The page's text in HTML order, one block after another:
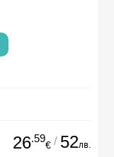
26.59
€ / 52лв.